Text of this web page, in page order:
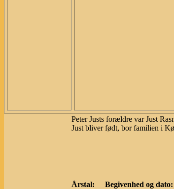
Peter Justs forældre var Just
Just bliver født, bor familien i
Årstal: Begivenhed og dato: